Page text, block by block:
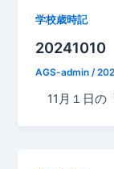
学校歳時記
20241010
AGS-admin/
11月１日の